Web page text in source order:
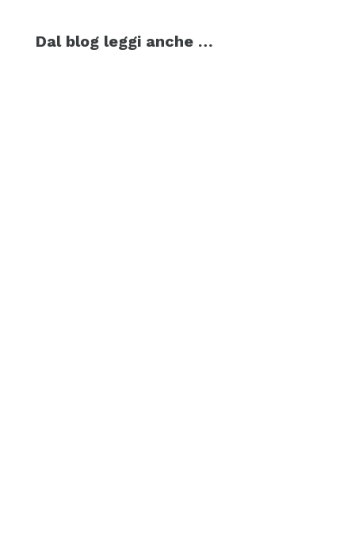
Dal blog leggi anche …